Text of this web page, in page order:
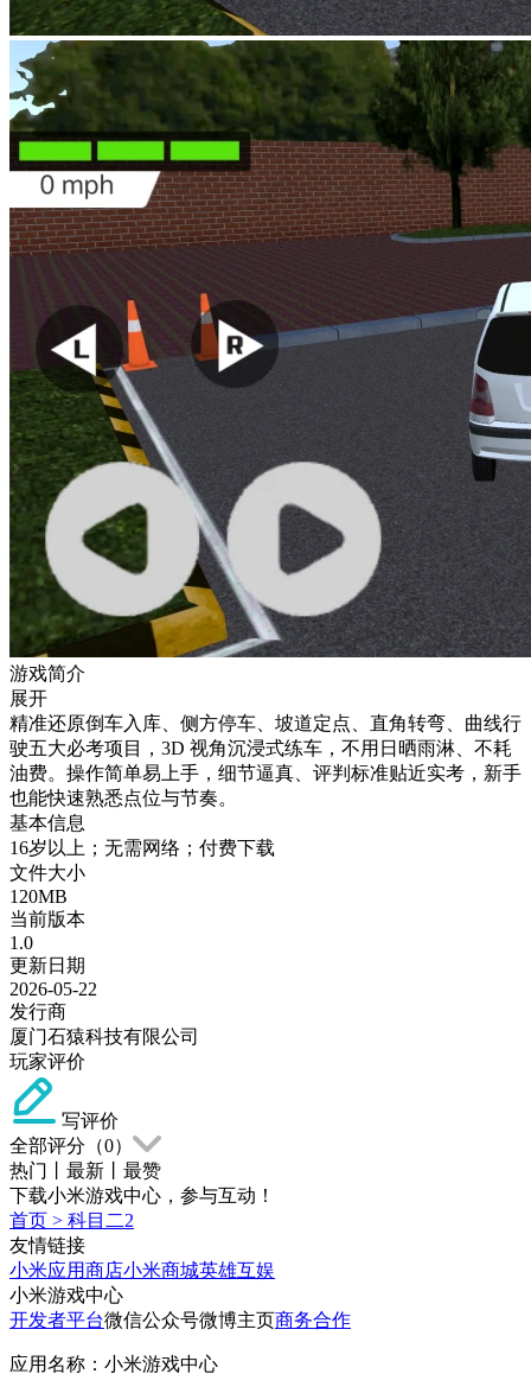
游戏简介
展开
精准还原倒车入库、侧方停车、坡道定点、直角转弯、曲线行
驶五大必考项目，3D 视角沉浸式练车，不用日晒雨淋、不耗
油费。操作简单易上手，细节逼真、评判标准贴近实考，新手
也能快速熟悉点位与节奏。
基本信息
16岁以上；无需网络；付费下载
文件大小
120MB
当前版本
1.0
更新日期
2026-05-22
发行商
厦门石猿科技有限公司
玩家评价
写评价
全部评分（0）
热门
最新
最赞
下载小米游戏中心，参与互动！
首页 > 科目二2
友情链接
小米应用商店小米商城英雄互娱
小米游戏中心
开发者平台微信公众号微博主页商务合作
应用名称：小米游戏中心